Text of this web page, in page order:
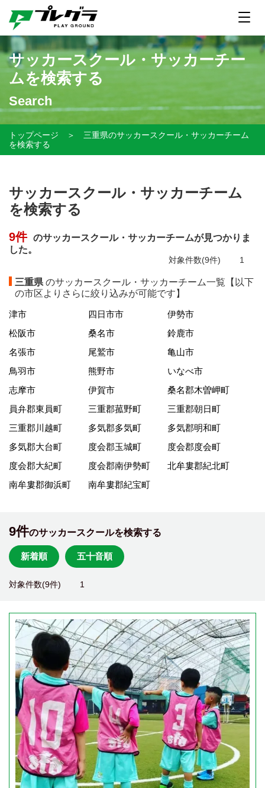
サッカースクール・サッカーチー
ムを検索する
Search
トップページ ＞
三重県のサッカースクール・サッカーチーム
を検索する
サッカースクール・サッカーチーム
を検索する
9件 のサッカースクール・サッカーチームが見つかりま
した。
対象件数(9件) 1
三重県 のサッカースクール・サッカーチーム一覧【以下
の市区よりさらに絞り込みが可能です】
津市 四日市市
伊勢市
松阪市
桑名市
鈴鹿市
名張市
尾鷲市
亀山市
鳥羽市
熊野市
いなべ市
志摩市
伊賀市
桑名郡木曽岬町
員弁郡東員町
三重郡菰野町
三重郡朝日町
三重郡川越町
多気郡多気町
多気郡明和町
多気郡大台町
度会郡玉城町
度会郡度会町
度会郡大紀町
度会郡南伊勢町
北牟婁郡紀北町
南牟婁郡御浜町
南牟婁郡紀宝町
9件のサッカースクールを検索する
新着順 五十音順
対象件数(9件) 1